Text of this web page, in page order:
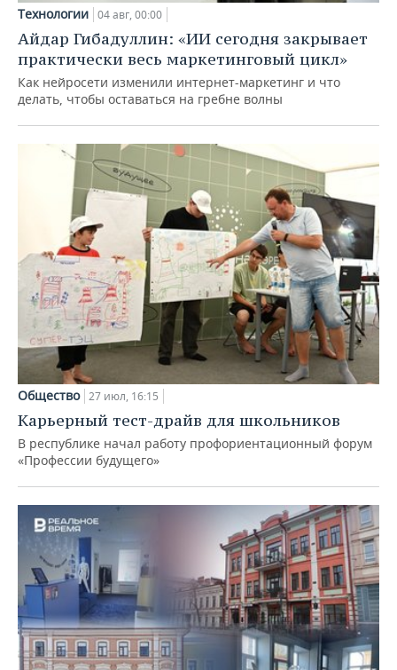
Технологии 04 авг, 00:00
Айдар Гибадуллин: «ИИ сегодня закрывает
практически весь маркетинговый цикл»
Как нейросети изменили интернет-маркетинг и что
делать, чтобы оставаться на гребне волны
Общество 27 июл, 16:15
Карьерный тест-драйв для школьников
В республике начал работу профориентационный форум
«Профессии будущего»